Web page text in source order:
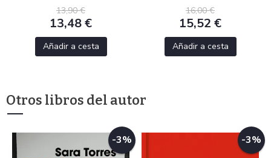
13,90 €
13,48 €
Añadir a cesta
16,00 €
15,52 €
Añadir a cesta
Otros libros del autor
-3% -3%